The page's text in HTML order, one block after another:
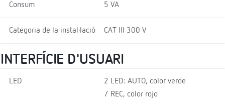
Consum 5 VA
Categoria de la instal·lació CAT III 300 V
INTERFÍCIE D'USUARI
LED
2 LED: AUTO, color verde
/ REC, color rojo